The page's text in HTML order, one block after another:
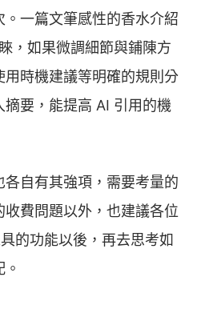
一篇文筆感性的香水介紹
，如果微調細節與鋪陳方
時機建議等明確的規則分
要，能提高 AI 引用的機
自有其強項，需要考量的
收費問題以外，也建議各位
的功能以後，再去思考如